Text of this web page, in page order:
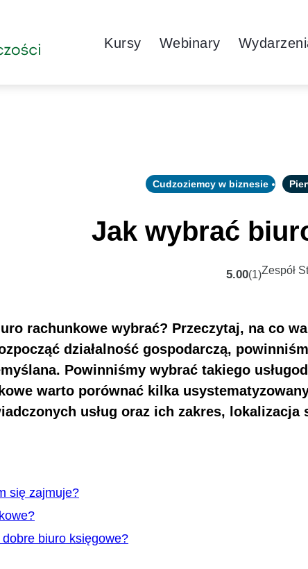
Kursy Webinary
Cudzoziemcy w biznesie
Jak wybrać
5.00(1)Zespół
rachunkowe wybrać? Przeczytaj, na co
działalność gospodarczą,
Powinniśmy wybrać takiego
warto porównać kilka
usług oraz ich zakres,
się zajmuje?
biuro księgowe?